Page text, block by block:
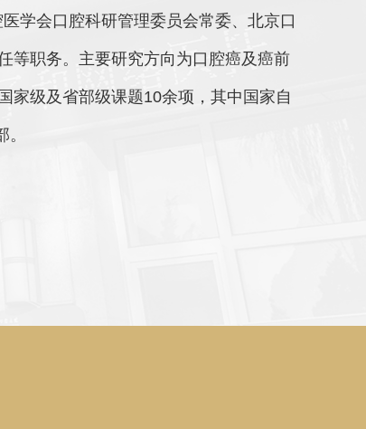
学会口腔科研管理委员会常委、北京口
等职务。主要研究方向为口腔癌及癌前
家级及省部级课题10余项，其中国家自